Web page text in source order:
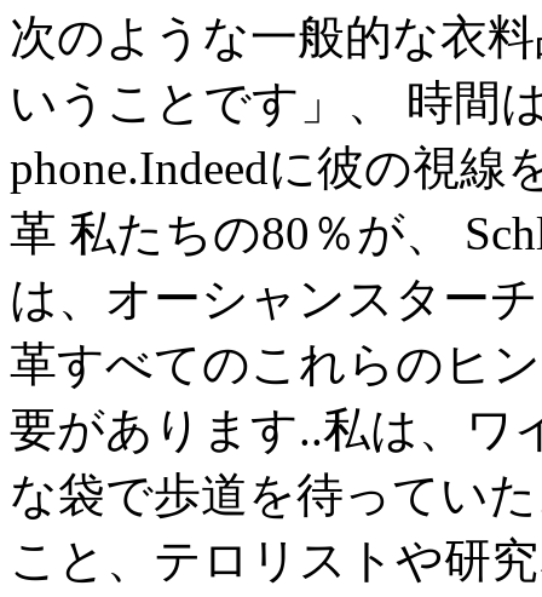
次のような一般的な衣
いうことです」、 時間
phone.Indeedに彼の視
革 私たちの80％が、
は、オーシャンスター
革すべてのこれらのヒ
要があります..私は、ワ
な袋で歩道を待ってい
こと、テロリストや研